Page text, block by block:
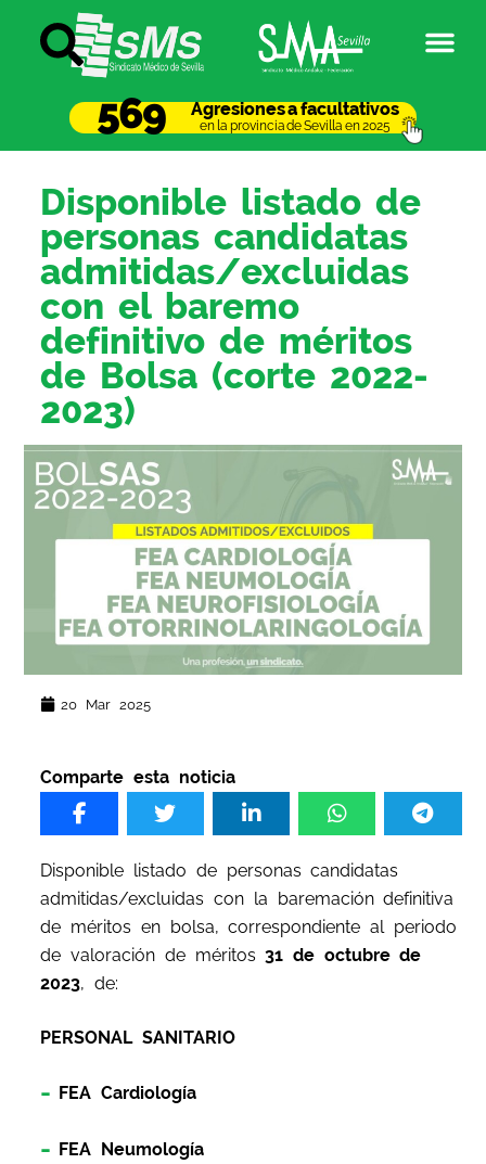
Agresiones a facultativos
en la provincia de Sevilla en 2025
569
Disponible listado de
personas candidatas
admitidas/excluidas
con el baremo
definitivo de méritos
de Bolsa (corte 2022-
2023)
20 Mar 2025
Comparte esta noticia
Disponible listado de personas candidatas
admitidas/excluidas con la baremación definitiva
de méritos en bolsa, correspondiente al periodo
de valoración de méritos31 de octubre de
2023, de:
PERSONAL SANITARIO
FEA Cardiología
FEA Neumología